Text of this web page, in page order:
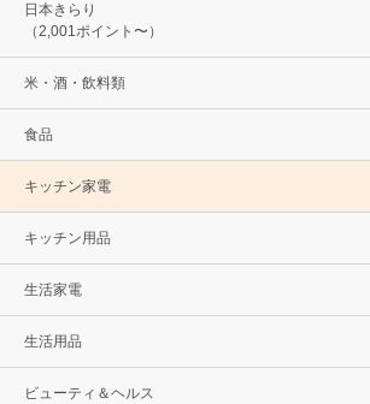
日本きらり
（2,001ポイント〜）
米・酒・飲料類
食品
キッチン家電
キッチン用品
生活家電
生活用品
ビューティ＆ヘルス